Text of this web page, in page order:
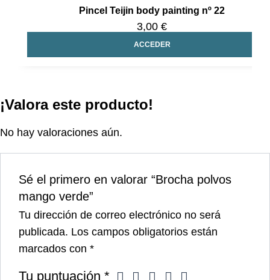
3,00 €
ACCEDER
No hay valoraciones aún.
mango verde”
Tu dirección de correo electrónico no será
publicada. Los campos obligatorios están
marcados con *